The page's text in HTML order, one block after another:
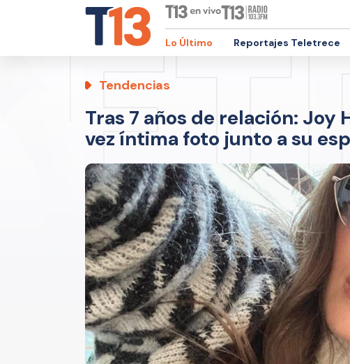
Lo Último Reportajes Teletrece
Tendencias
Tras 7 años de relación:
vez íntima foto junto a su